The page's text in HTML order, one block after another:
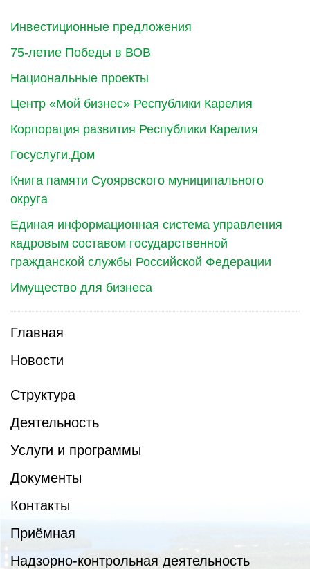
Инвестиционные предложения
75-летие Победы в ВОВ
Национальные проекты
Центр «Мой бизнес» Республики Карелия
Корпорация развития Республики Карелия
Госуслуги.Дом
Книга памяти Суоярвского муниципального
округа
Единая информационная система управления
кадровым составом государственной
гражданской службы Российской Федерации
Имущество для бизнеса
Главная
Новости
Структура
Деятельность
Услуги и программы
Документы
Контакты
Приёмная
Надзорно-контрольная деятельность